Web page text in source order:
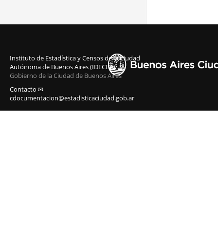
Instituto de Estadística y Censos de la Ciudad
Autónoma de Buenos Aires (IDECBA)
Gobierno de la Ciudad de Buenos Aires
Contacto ✉
cdocumentacion@estadisticaciudad.gob.ar